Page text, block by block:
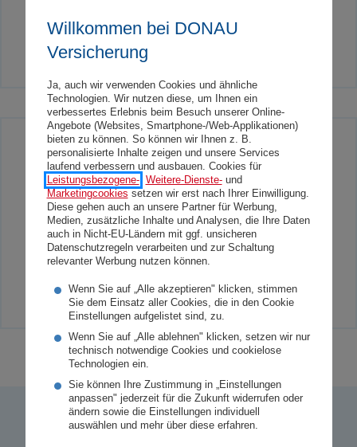
Willkommen bei DONAU
Versicherung
Ja, auch wir verwenden Cookies und ähnliche
Technologien. Wir nutzen diese, um Ihnen ein
verbessertes Erlebnis beim Besuch unserer Online-
Angebote (Websites, Smartphone-/Web-Applikationen)
bieten zu können. So können wir Ihnen z. B.
personalisierte Inhalte zeigen und unsere Services
laufend verbessern und ausbauen. Cookies für
Leistungsbezogene-, Weitere-Dienste-und
Marketingcookies setzen wir erst nach Ihrer Einwilligung.
Diese gehen auch an unsere Partner für Werbung,
Medien, zusätzliche Inhalte und Analysen, die Ihre Daten
auch in Nicht-EU-Ländern mit ggf. unsicheren
Datenschutzregeln verarbeiten und zur Schaltung
relevanter Werbung nutzen können.
Wenn Sie auf „Alle akzeptieren" klicken, stimmen
Sie dem Einsatz aller Cookies, die in den Cookie
Einstellungen aufgelistet sind, zu.
Wenn Sie auf „Alle ablehnen" klicken, setzen wir nur
technisch notwendige Cookies und cookielose
Technologien ein.
Sie können Ihre Zustimmung in „Einstellungen
anpassen" jederzeit für die Zukunft widerrufen oder
ändern sowie die Einstellungen individuell
auswählen und mehr über diese erfahren.
m.joergler@donauversicherung.at
Nicht das passende für Sie?
Sie möchten gerne bei der DONAU Versicherung
arbeiten, aber dieser Job ist nicht das passende
für Sie? Wir freuen uns sehr über Ihre
Initiativbewerbung.
Jetzt initiativ bewerben